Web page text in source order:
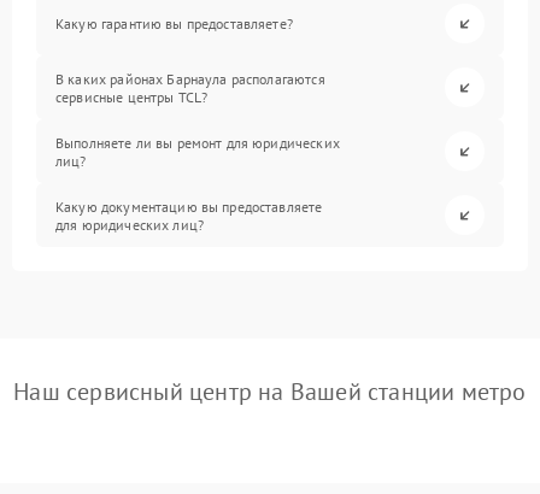
Какую гарантию вы предоставляете?
В каких районах Барнаула располагаются
сервисные центры TCL?
Выполняете ли вы ремонт для юридических
лиц?
Какую документацию вы предоставляете
для юридических лиц?
Наш сервисный центр на Вашей станции метро